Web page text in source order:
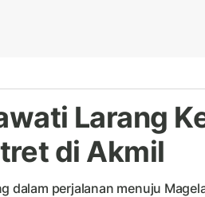
Larang
di Akmil
dalam perjalanan menuju